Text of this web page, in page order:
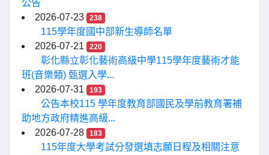
公告
2026-07-23
238
115學年度國中部新生導師名單
2026-07-21
220
彰化縣立彰化藝術高級中學115學年度藝術才能
班(音樂類) 甄選入學...
2026-07-31
193
公告本校115 學年度教育部國民及學前教育署補
助地方政府精進高級...
2026-07-28
183
115年度大學考試分發選填志願日程及相關注意